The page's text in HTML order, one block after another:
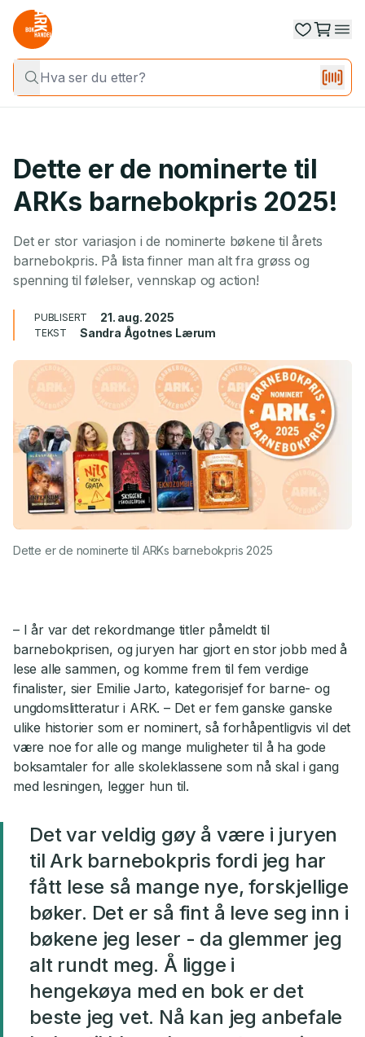
Dette er de nominerte til
ARKs barnebokpris 2025!
Det er stor variasjon i de nominerte bøkene til årets
barnebokpris. På lista finner man alt fra grøss og
spenning til følelser, vennskap og action!
PUBLISERT 21. aug. 2025
TEKST Sandra Ågotnes Lærum
Dette er de nominerte til ARKs barnebokpris 2025
– I år var det rekordmange titler påmeldt til
barnebokprisen, og juryen har gjort en stor jobb med å
lese alle sammen, og komme frem til fem verdige
finalister, sier Emilie Jarto, kategorisjef for barne- og
ungdomslitteratur i ARK. – Det er fem ganske ganske
ulike historier som er nominert, så forhåpentligvis vil det
være noe for alle og mange muligheter til å ha gode
boksamtaler for alle skoleklassene som nå skal i gang
med lesningen, legger hun til.
Det var veldig gøy å være i juryen
til Ark barnebokpris fordi jeg har
fått lese så mange nye, forskjellige
bøker. Det er så fint å leve seg inn i
bøkene jeg leser - da glemmer jeg
alt rundt meg. Å ligge i
hengekøya med en bok er det
beste jeg vet. Nå kan jeg anbefale